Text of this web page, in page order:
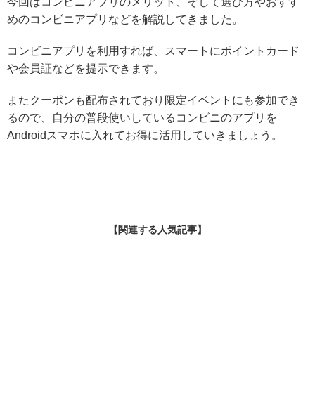
めのコンビニアプリなどを解説してきました。
コンビニアプリを利用すれば、スマートにポイントカード
や会員証などを提示できます。
またクーポンも配布されており限定イベントにも参加でき
るので、自分の普段使いしているコンビニのアプリを
Androidスマホに入れてお得に活用していきましょう。
【関連する人気記事】